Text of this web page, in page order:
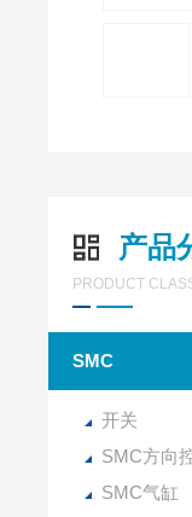
产品
PRODUCT
SMC
开关
SMC方向
SMC气缸